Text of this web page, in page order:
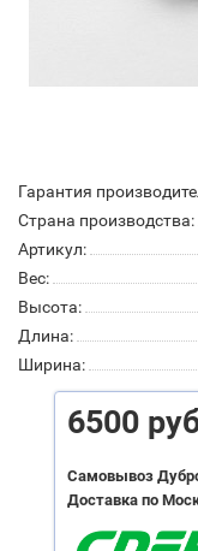
Гарантия
Страна производства:
Артикул:
Вес:
Высота:
Длина:
Ширина:
6500
Самовывоз
Доставка по